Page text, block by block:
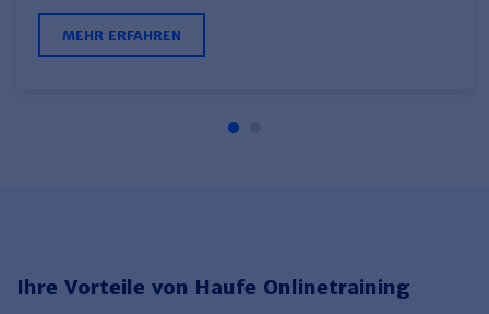
MEHR ERFAHREN
Ihre Vorteile von Haufe Onlinetraining